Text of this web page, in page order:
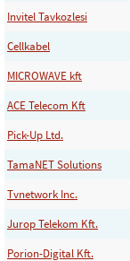
Invitel Tavkozlesi
Cellkabel
MICROWAVE kft
ACE Telecom Kft
Pick-Up Ltd.
TamaNET Solutions
Tvnetwork Inc.
Jurop Telekom Kft.
Porion-Digital Kft.